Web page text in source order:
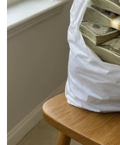
Nga trong lĩnh
Tưởng nhớ
Nga gắn bó
Việt Nam
Tham tán